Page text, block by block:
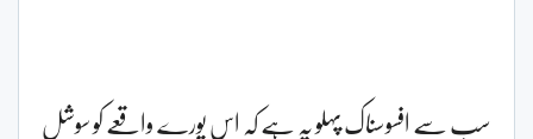
سب سے افسوسناک پہلو یہ ہے کہ اس پورے واقعے کو سوشل